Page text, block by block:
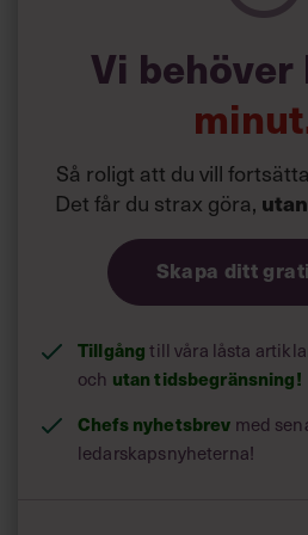
Vi behöver
Så roligt att du vill
Det får du strax göra,
Skapa ditt
Tillgångtill våra låsta
och utan tidsbegränsning!
Chefs nyhetsbrev med
ledarskapsnyheterna!